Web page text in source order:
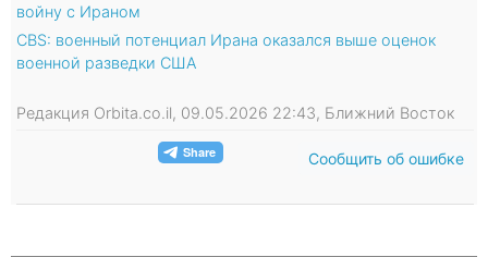
войну с Ираном
CBS: военный потенциал Ирана оказался выше оценок
военной разведки США
Редакция Orbita.co.il, 09.05.2026 22:43, Ближний Восток
Сообщить об ошибке